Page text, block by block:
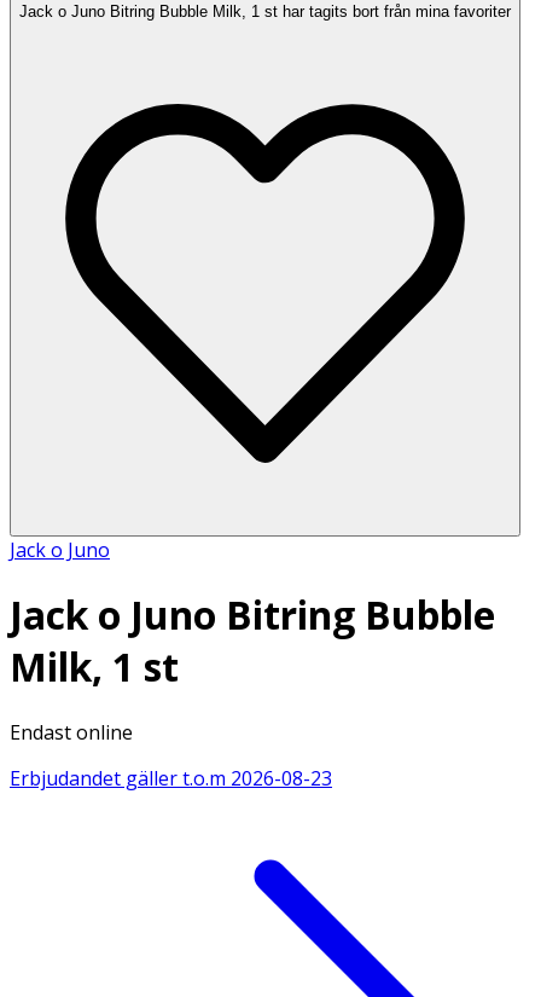
Jack o Juno Bitring Bubble Milk, 1 st har tagits bort från mina favoriter
Jack o Juno
Jack o Juno Bitring Bubble
Milk, 1 st
Endast online
Erbjudandet gäller t.o.m 2026-08-23